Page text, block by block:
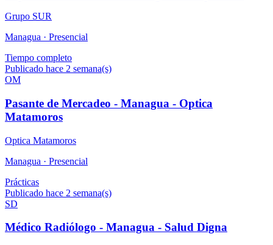
Grupo SUR
Managua · Presencial
Tiempo completo
Publicado hace 2 semana(s)
OM
Pasante de Mercadeo - Managua - Optica
Matamoros
Optica Matamoros
Managua · Presencial
Prácticas
Publicado hace 2 semana(s)
SD
Médico Radiólogo - Managua - Salud Digna